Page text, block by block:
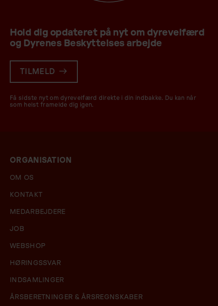
Hold dig opdateret på nyt om dyrevelfærd
og Dyrenes Beskyttelses arbejde
TILMELD
Få sidste nyt om dyrevelfærd direkte i din indbakke. Du kan når
som helst framelde dig igen.
ORGANISATION
OM OS
KONTAKT
MEDARBEJDERE
JOB
WEBSHOP
HØRINGSSVAR
INDSAMLINGER
ÅRSBERETNINGER & ÅRSREGNSKABER